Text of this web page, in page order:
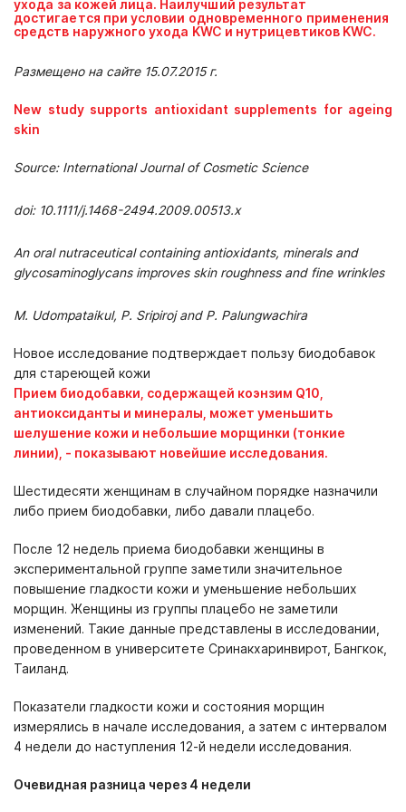
ухода за кожей лица. Наилучший результат
достигается при условии одновременного применения
средств наружного ухода KWC и нутрицевтиков KWC.
Размещено на сайте 15.07.2015 г.
New study supports antioxidant supplements for ageing
skin
Source: International Journal of Cosmetic Science
doi: 10.1111/j.1468-2494.2009.00513.x
An oral nutraceutical containing antioxidants, minerals and
glycosaminoglycans improves skin roughness and fine wrinkles
M. Udompataikul, P. Sripiroj and P. Palungwachira
Новое исследование подтверждает пользу биодобавок
для стареющей кожи
Прием биодобавки, содержащей коэнзим Q10,
антиоксиданты и минералы, может уменьшить
шелушение кожи и небольшие морщинки (тонкие
линии), - показывают новейшие исследования.
Шестидесяти женщинам в случайном порядке назначили
либо прием биодобавки, либо давали плацебо.
После 12 недель приема биодобавки женщины в
экспериментальной группе заметили значительное
повышение гладкости кожи и уменьшение небольших
морщин. Женщины из группы плацебо не заметили
изменений. Такие данные представлены в исследовании,
проведенном в университете Сринакхаринвирот, Бангкок,
Таиланд.
Показатели гладкости кожи и состояния морщин
измерялись в начале исследования, а затем с интервалом
4 недели до наступления 12-й недели исследования.
Очевидная разница через 4 недели